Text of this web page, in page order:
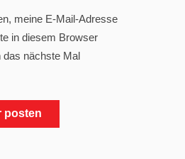
meine E-Mail-Adresse
in diesem Browser
das nächste Mal